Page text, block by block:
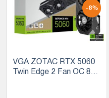
-8%
VGA ZOTAC RTX 5060
Twin Edge 2 Fan OC 8G